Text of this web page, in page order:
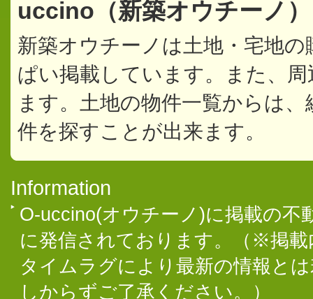
uccino（新築オウチーノ
新築オウチーノは土地・宅地
ぱい掲載しています。また、
ます。土地の物件一覧からは
件を探すことが出来ます。
Information
O-uccino(オウチーノ)に掲載の不
に発信されております。（※掲
タイムラグにより最新の情報と
しからずご了承ください。）